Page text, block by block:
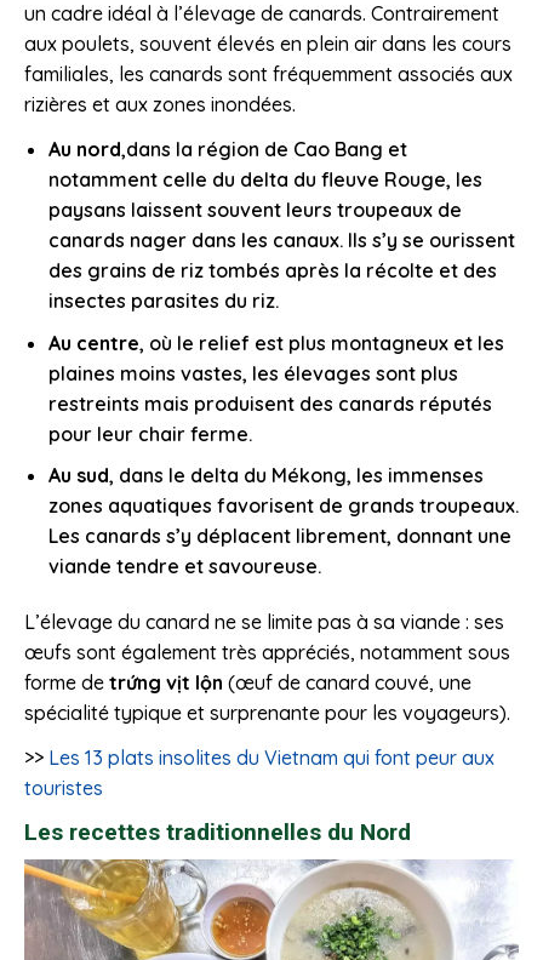
un cadre idéal à l’élevage de canards. Contrairement
aux poulets, souvent élevés en plein air dans les cours
familiales, les canards sont fréquemment associés aux
rizières et aux zones inondées.
Au nord,dans la région de Cao Bang et
notamment celle du delta du fleuve Rouge, les
paysans laissent souvent leurs troupeaux de
canards nager dans les canaux. Ils s’y se ourissent
des grains de riz tombés après la récolte et des
insectes parasites du riz.
Au centre, où le relief est plus montagneux et les
plaines moins vastes, les élevages sont plus
restreints mais produisent des canards réputés
pour leur chair ferme.
Au sud, dans le delta du Mékong, les immenses
zones aquatiques favorisent de grands troupeaux.
Les canards s’y déplacent librement, donnant une
viande tendre et savoureuse.
L’élevage du canard ne se limite pas à sa viande : ses
œufs sont également très appréciés, notamment sous
forme de trứng vịt lộn (œuf de canard couvé, une
spécialité typique et surprenante pour les voyageurs).
>> Les 13 plats insolites du Vietnam qui font peur aux
touristes
Les recettes traditionnelles du Nord